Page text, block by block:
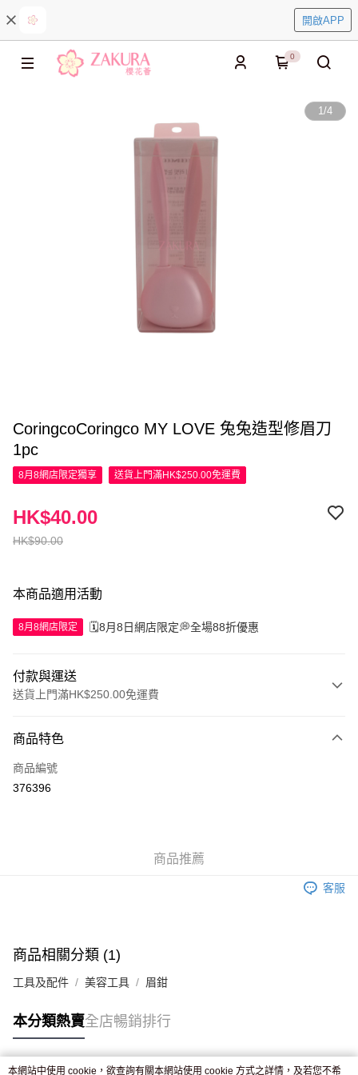
開啟APP
0
1/4
CoringcoCoringco MY LOVE 兔兔造型修眉刀
1pc
8月8網店限定獨享 送貨上門滿HK$250.00免運費
HK$90.00
HK$40.00
本商品適用活動
8月8網店限定 🗓️8月8日網店限定💭全場88折優惠
付款與運送
送貨上門滿HK$250.00免運費
信用卡
Apple Pay
付款後門市自取，訂單確認後2-4個工作天到店，7天內取。逾期後
商品特色
商品編號
376396
商品推薦
客服
商品相關分類 (1)
工具及配件 美容工具 眉鉗
本分類熱賣全店暢銷排行
本網站中使用 cookie，欲查詢有關本網站使用 cookie 方式之詳情，及若您不希